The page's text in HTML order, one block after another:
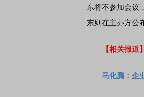
东将不参加会议
东则在主办方公
【相关报道】
马化腾：企